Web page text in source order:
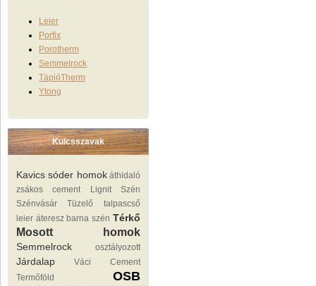
Leier
Porfix
Porotherm
Semmelrock
TápióTherm
Ytong
Kulcsszavak
Kavics sóder homok áthidaló
zsákos cement
Lignit
Szén
Szénvásár Tüzelő
talpascső
leier áteresz barna szén Térkő
Mosott homok
Semmelrock osztályozott
Járdalap
Váci Cement
Termőföld
OSB